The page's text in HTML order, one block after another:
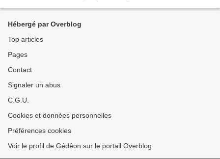
Hébergé par Overblog
Top articles
Pages
Contact
Signaler un abus
C.G.U.
Cookies et données personnelles
Préférences cookies
Voir le profil de Gédéon sur le portail Overblog